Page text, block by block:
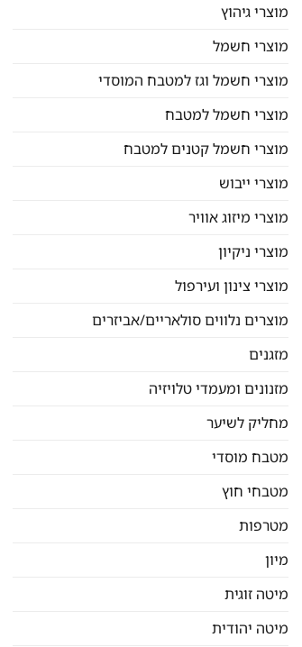
מוצרי גיהוץ
מוצרי חשמל
מוצרי חשמל וגז למטבח המוסדי
מוצרי חשמל למטבח
מוצרי חשמל קטנים למטבח
מוצרי ייבוש
מוצרי מיזוג אוויר
מוצרי ניקיון
מוצרי צינון ועירפול
מוצרים נלווים סולאריים/אביזרים
מזגנים
מזנונים ומעמדי טלויזיה
מחליק לשיער
מטבח מוסדי
מטבחי חוץ
מטרפות
מיון
מיטה זוגית
מיטה יהודית